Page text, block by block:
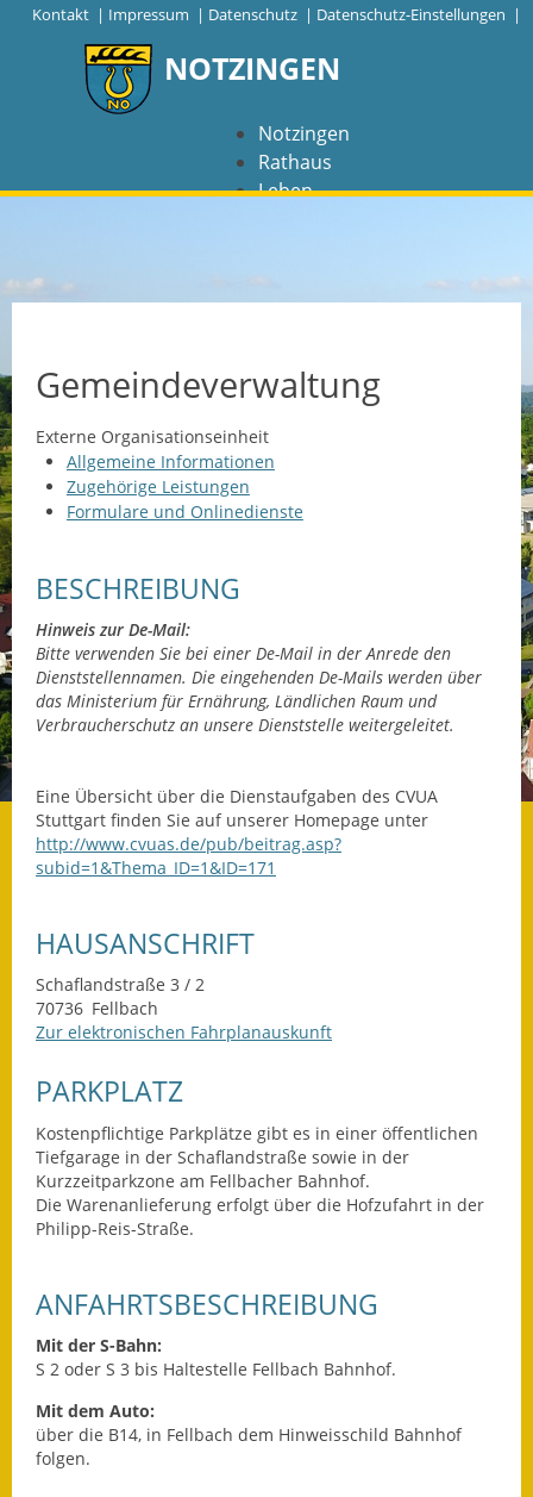
Kontakt | Impressum | Datenschutz | Datenschutz-Einstellungen |
NOTZINGEN
Notzingen
Rathaus
Leben
NAVIGATION
Barrierefreiheit
Coronavirus
Steueramt
Gebärdensprache
Was die Alten noch
wussten!
Infos in Leichter Sprache
Mitteilungsblatt
Straßenbau
Gemeindeverwaltung
Externe Organisationseinheit
Allgemeine Informationen
Zugehörige Leistungen
Formulare und Onlinedienste
BESCHREIBUNG
Hinweis zur De-Mail:
Bitte verwenden Sie bei einer De-Mail in der Anrede den
Dienststellennamen. Die eingehenden De-Mails werden über
das Ministerium für Ernährung, Ländlichen Raum und
Verbraucherschutz an unsere Dienststelle weitergeleitet.
Eine Übersicht über die Dienstaufgaben des CVUA
Stuttgart finden Sie auf unserer Homepage unter
http://www.cvuas.de/pub/beitrag.asp?
subid=1&Thema_ID=1&ID=171
HAUSANSCHRIFT
Schaflandstraße 3 / 2
70736 Fellbach
Zur elektronischen Fahrplanauskunft
PARKPLATZ
Kostenpflichtige Parkplätze gibt es in einer öffentlichen
Tiefgarage in der Schaflandstraße sowie in der
Kurzzeitparkzone am Fellbacher Bahnhof.
Die Warenanlieferung erfolgt über die Hofzufahrt in der
Philipp-Reis-Straße.
ANFAHRTSBESCHREIBUNG
Mit der S-Bahn:
S 2 oder S 3 bis Haltestelle Fellbach Bahnhof.
Mit dem Auto:
über die B14, in Fellbach dem Hinweisschild Bahnhof
folgen.